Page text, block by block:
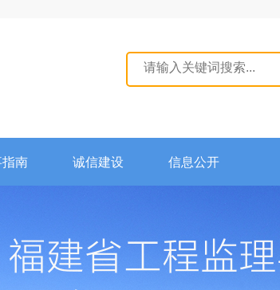
南 诚信建设 信息公开